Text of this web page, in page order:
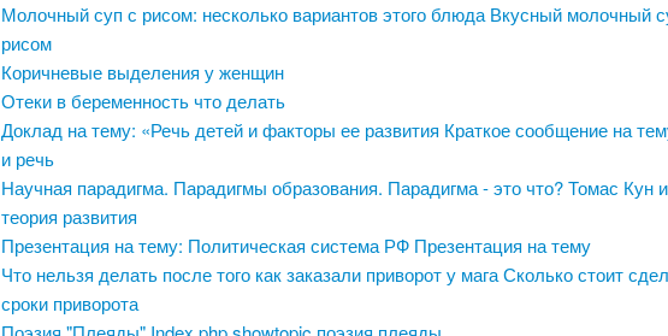
Молочный суп с рисом: несколько вариантов этого блюда Вкусный молочный
рисом
Коричневые выделения у женщин
Отеки в беременность что делать
Доклад на тему: «Речь детей и факторы ее развития Краткое сообщение на
и речь
Научная парадигма. Парадигмы образования. Парадигма - это что? Томас Кун
теория развития
Презентация на тему: Политическая система РФ Презентация на тему
Что нельзя делать после того как заказали приворот у мага Сколько стоит
сроки приворота